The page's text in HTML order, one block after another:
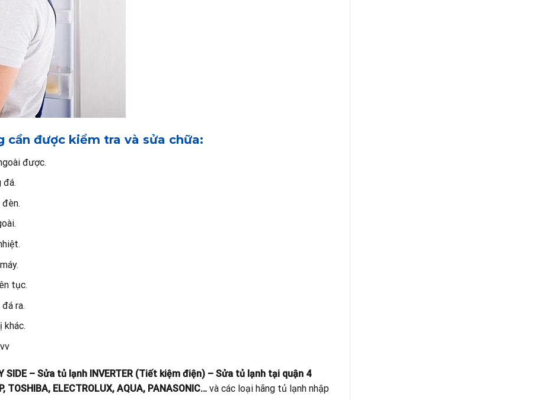
cần được kiểm tra và sửa chữa:
được.
đá.
tục.
ra.
khác.
SIDE – Sửa tủ lạnh INVERTER (Tiết kiệm điện) – Sửa tủ lạnh tại quận 4
ELECTROLUX, AQUA, PANASONIC… và các loại hãng tủ lạnh nhập